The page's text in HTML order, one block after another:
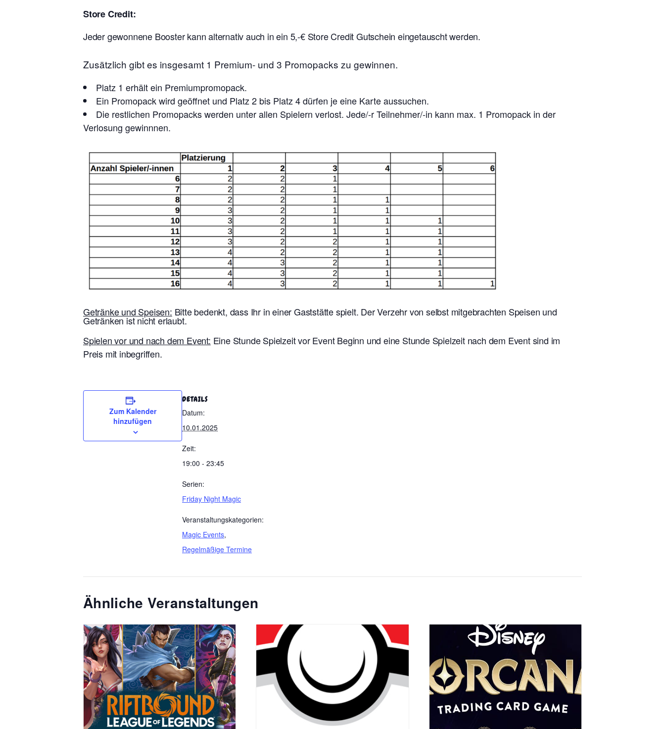
Store Credit:
Jeder gewonnene Booster kann alternativ auch in ein 5,-€ Store Credit Gutschein eingetauscht werden.
Zusätzlich gibt es insgesamt 1 Premium- und 3 Promopacks zu gewinnen.
Platz 1 erhält ein Premiumpromopack.
Ein Promopack wird geöffnet und Platz 2 bis Platz 4 dürfen je eine Karte aussuchen.
Die restlichen Promopacks werden unter allen Spielern verlost. Jede/-r Teilnehmer/-in kann max. 1 Promopack in der
Verlosung gewinnnen.
Getränke und Speisen: Bitte bedenkt, dass Ihr in einer Gaststätte spielt. Der Verzehr von selbst mitgebrachten Speisen und
Getränken ist nicht erlaubt.
Spielen vor und nach dem Event: Eine Stunde Spielzeit vor Event Beginn und eine Stunde Spielzeit nach dem Event sind im
Preis mit inbegriffen.
Zum Kalender
hinzufügen
DETAILS
Datum:
10.01.2025
Zeit:
19:00 - 23:45
Serien:
Friday Night Magic
Veranstaltungskategorien:
Magic Events,
Regelmäßige Termine
Ähnliche Veranstaltungen